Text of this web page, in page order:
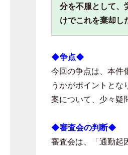
分を不服として、
けでこれを棄却し
◆争点◆
今回の争点は、本件
うかがポイントと
案について、少々疑
◆審査会の判断◆
審査会は、「通勤起